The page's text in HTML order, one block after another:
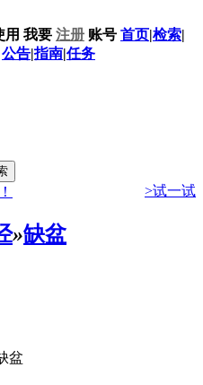
用 我要 注册 账号 首页|检索|
公告|指南|任务
>试一试
»缺盆